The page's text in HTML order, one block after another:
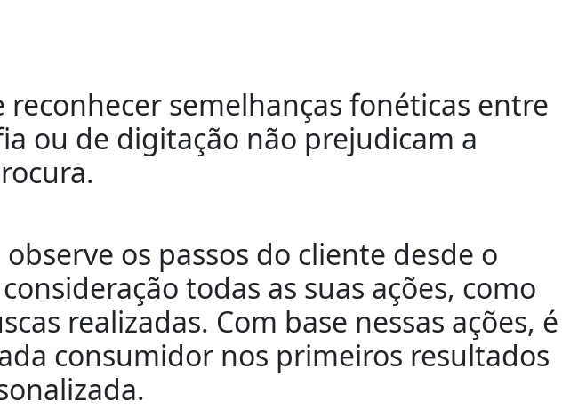
semelhanças fonéticas entre
ou de digitação não prejudicam a
os passos do cliente desde o
todas as suas ações, como
realizadas. Com base nessas ações, é
consumidor nos primeiros resultados